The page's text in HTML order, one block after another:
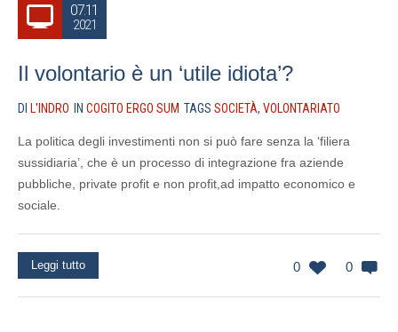
07.11
2021
Il volontario è un ‘utile idiota’?
DI L'INDRO IN COGITO ERGO SUM TAGS SOCIETÀ, VOLONTARIATO
La politica degli investimenti non si può fare senza la ‘filiera
sussidiaria’, che è un processo di integrazione fra aziende
pubbliche, private profit e non profit,ad impatto economico e
sociale.
0 0
Leggi tutto